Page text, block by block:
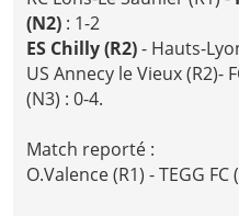
(N2) : 1-2
ES Chilly (R2)- Hauts-
US Annecy le Vieux (R2)-
(N3) : 0-4.
Match reporté :
O.Valence (R1) - TEGG FC